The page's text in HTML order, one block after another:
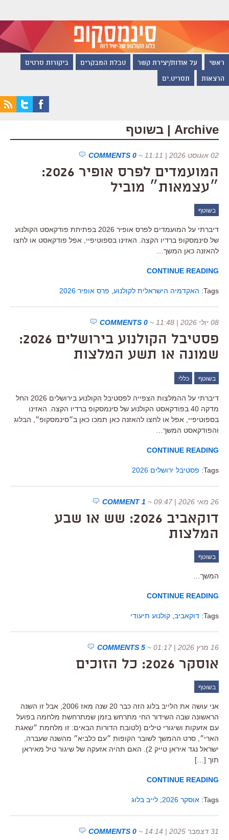
ראשי על אודות/יצירת קשר טבלת המבקרים ביקורות סרטים
הרצאות תסריט.ים
Archive | בשוטף
02 אוגוסט 2026 | 11:11 ~
0 COMMENTS
המועמדים לפרס אופיר 2026:
״עצמאות״ מוביל
בשוטף
דיברתי על המועמדים לפרס אופיר 2026 בפתיחת פודקאסט הקולנוע
של סינמסקופ ברדיו הקצה. האזינו בספוטיפיי, אפל פודקאסט או לחצו
להאזנה כאן המשך…
CONTINUE READING
Tags: האקדמיה הישראלית לקולנוע פרס אופיר 2026
08 יולי 2026 | 11:48 ~
0 COMMENTS
פסטיבל הקולנוע בירושלים 2026:
שמונה או תשע המלצות
בשוטף כללי
דיברתי על ההמלצות הצפייה לפסטיבל הקולנוע בירושלים 2026 החל
מדקה 40 בפודקאסט הקולנוע של סינמסקופ ברדיו הקצה. האזינו
בספוטיפיי, אפל או לחצו להאזנה כאן תמכו כאן ב״סינמסקופ״, הבלוג
והפודקאסט המשך…
CONTINUE READING
Tags: פסטיבל ירושלים 2026
26 מאי 2026 | 09:47 ~
1 COMMENT
דוקאביב 2026: שש או שבע
המלצות
בשוטף
המשך…
CONTINUE READING
Tags: דוקאביב קולנוע תיעודי
16 מרץ 2026 | 01:17 ~
5 COMMENTS
אוסקר 2026: כל הזוכים
בשוטף
אני עושה את הלייב בלוג הזה כבר 20 שנה מאז 2006, אבל זו השנה
הראשונה שבה השידור החי מתרחש בזמן שמתרחשת מלחמה בפועל
עם אזעקות ושיגורי טילים (לטובת הדורות הבאים: זו מלחמת ״שאגת
הארי״, סרט ההמשך לשובר הקופות ״עם כלביא״ מהשנה שעברה,
ישראל נגד איראן טייק 2). האם תהיה אזעקה של שיגור טיל מאיראן
תוך […]
CONTINUE READING
Tags: אוסקר 2026 לייב בלוג
31 דצמבר 2025 | 14:14 ~
0 COMMENTS